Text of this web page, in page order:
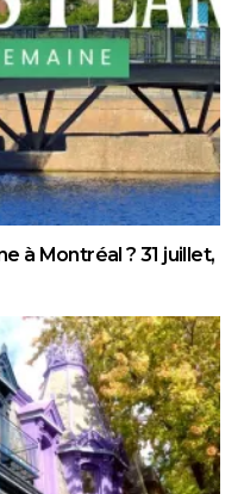
à Montréal ? 31 juillet,